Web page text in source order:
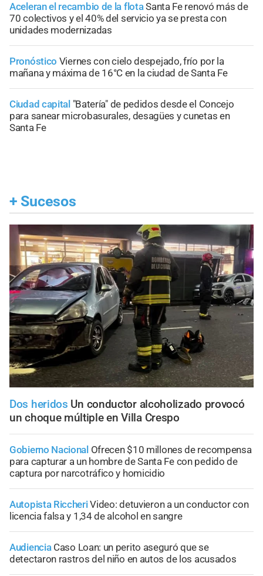
Aceleran el recambio de la flotaSanta Fe renovó más de
70 colectivos y el 40% del servicio ya se presta con
unidades modernizadas
Pronóstico Viernes con cielo despejado, frío por la
mañana y máxima de 16°C en la ciudad de Santa Fe
Ciudad capital "Batería" de pedidos desde el Concejo
para sanear microbasurales, desagües y cunetas en
Santa Fe
+ Sucesos
Dos heridos Un conductor alcoholizado provocó
un choque múltiple en Villa Crespo
Gobierno Nacional Ofrecen $10 millones de recompensa
para capturar a un hombre de Santa Fe con pedido de
captura por narcotráfico y homicidio
Autopista RiccheriVideo: detuvieron a un conductor con
licencia falsa y 1,34 de alcohol en sangre
Audiencia Caso Loan: un perito aseguró que se
detectaron rastros del niño en autos de los acusados